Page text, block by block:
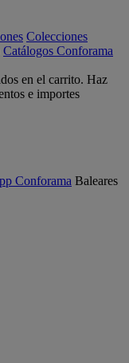
Colecciones
Catálogos Conforama
en el carrito. Haz
e importes
Conforama Baleares